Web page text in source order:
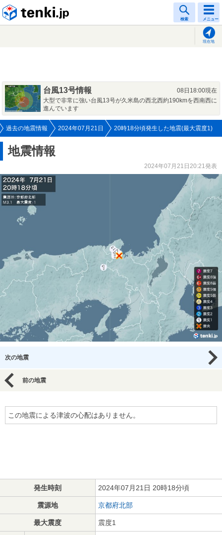
検索 メニュー
現在地
台風13号情報
08日18:00現在
大型で非常に強い台風13号が久米島の西北西約190kmを西南西に
進んでいます
過去の地震情報 2024年07月21日 20時18分頃発生した地震(最大震度1)
地震情報
2024年07月21日20:21発表
次の地震
前の地震
この地震による津波の心配はありません。
発生時刻 2024年07月21日 20時18分頃
震源地 京都府北部
最大震度 震度1